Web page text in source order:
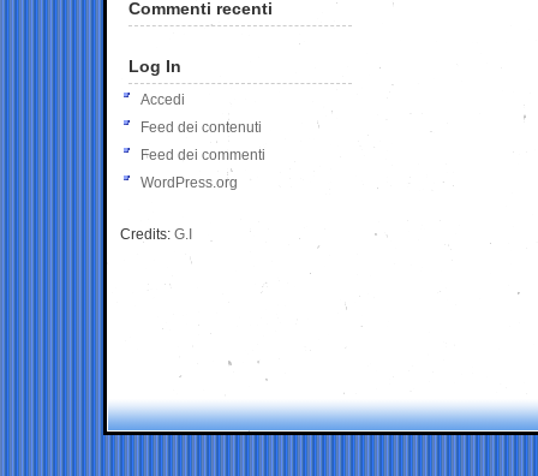
Commenti recenti
Log In
Accedi
Feed dei contenuti
Feed dei commenti
WordPress.org
Credits: G.I